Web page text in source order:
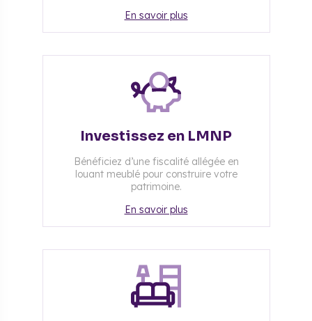
En savoir plus
Investissez en LMNP
Bénéficiez d’une fiscalité allégée en
louant meublé pour construire votre
patrimoine.
En savoir plus